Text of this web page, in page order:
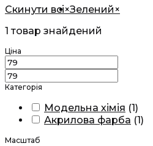
Скинути всі×Зелений ×
1 товар знайдений
Ціна
Категорія
Модельна хімія (1)
Акрилова фарба (1)
Масштаб